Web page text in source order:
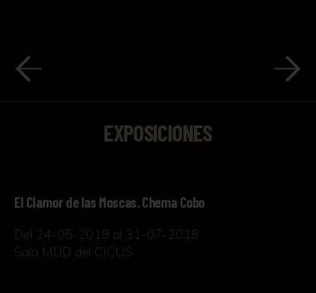
EXPOSICIONES
El Clamor de las Moscas. Chema Cobo
Del 24-05-2018 al 31-07-2018
Sala MDD del CICUS